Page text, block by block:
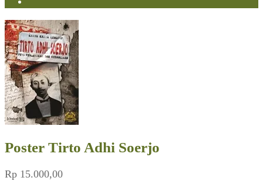
Poster Tirto Adhi Soerjo
Rp 15.000,00